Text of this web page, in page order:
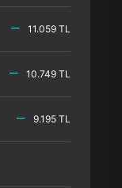
11.059 TL
10.749 TL
9.195 TL